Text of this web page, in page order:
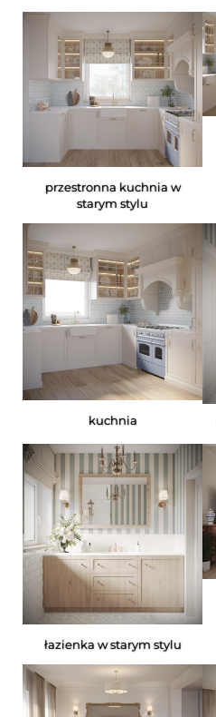
przestronna kuchnia w
starym stylu
kuchnia
łazienka w starym stylu